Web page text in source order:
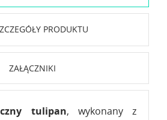
PRODUKTU
ZAŁĄCZNIKI
tulipan, wykonany z